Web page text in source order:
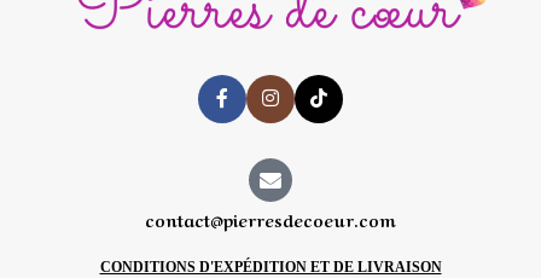
contact@pierresdecoeur.com
CONDITIONS D'EXPÉDITION ET DE LIVRAISON